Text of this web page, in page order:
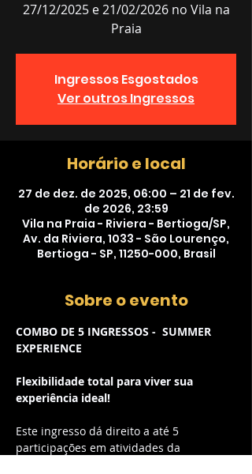
27/12/2025 e 21/02/2026 no Vila na
Praia
Ingressos Esgostados
Ver outros Ingressos
Horário e local
27 de dez. de 2025, 06:00 – 21 de fev.
de 2026, 23:59
Vila na Praia - Riviera - Bertioga/SP,
Av. da Riviera, 1033 - São Lourenço,
Bertioga - SP, 11250-000, Brasil
Sobre o evento
COMBO DE 5 INGRESSOS -  SUMMER
EXPERIENCE
Flexibilidade total para viver sua
experiência ideal!
Este ingresso dá direito a até 5
participações em atividades da